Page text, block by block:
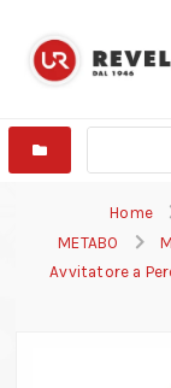
Home
METABO
Avvitatore a